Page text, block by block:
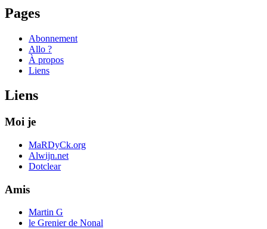
Pages
Abonnement
Allo ?
À propos
Liens
Liens
Moi je
MaRDyCk.org
Alwijn.net
Dotclear
Amis
Martin G
le Grenier de Nonal